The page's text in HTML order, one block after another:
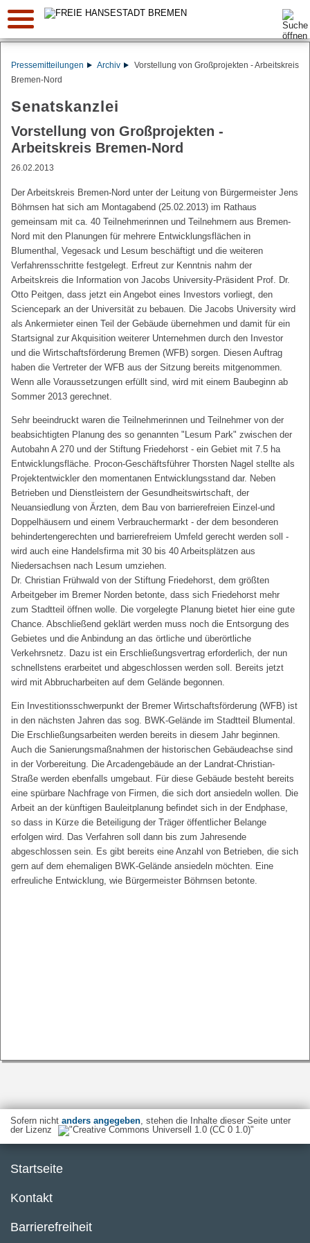
Suche:
Pressemitteilungen Archiv
Vorstellung von Großprojekten - Arbeitskreis
Bremen-Nord
Senatskanzlei
Vorstellung von Großprojekten -
Arbeitskreis Bremen-Nord
26.02.2013
Der Arbeitskreis Bremen-Nord unter der Leitung von Bürgermeister Jens
Böhrnsen hat sich am Montagabend (25.02.2013) im Rathaus
gemeinsam mit ca. 40 Teilnehmerinnen und Teilnehmern aus Bremen-
Nord mit den Planungen für mehrere Entwicklungsflächen in
Blumenthal, Vegesack und Lesum beschäftigt und die weiteren
Verfahrensschritte festgelegt. Erfreut zur Kenntnis nahm der
Arbeitskreis die Information von Jacobs University-Präsident Prof. Dr.
Otto Peitgen, dass jetzt ein Angebot eines Investors vorliegt, den
Sciencepark an der Universität zu bebauen. Die Jacobs University wird
als Ankermieter einen Teil der Gebäude übernehmen und damit für ein
Startsignal zur Akquisition weiterer Unternehmen durch den Investor
und die Wirtschaftsförderung Bremen (WFB) sorgen. Diesen Auftrag
haben die Vertreter der WFB aus der Sitzung bereits mitgenommen.
Wenn alle Voraussetzungen erfüllt sind, wird mit einem Baubeginn ab
Sommer 2013 gerechnet.
Sehr beeindruckt waren die Teilnehmerinnen und Teilnehmer von der
beabsichtigten Planung des so genannten "Lesum Park" zwischen der
Autobahn A 270 und der Stiftung Friedehorst - ein Gebiet mit 7.5 ha
Entwicklungsfläche. Procon-Geschäftsführer Thorsten Nagel stellte als
Projektentwickler den momentanen Entwicklungsstand dar. Neben
Betrieben und Dienstleistern der Gesundheitswirtschaft, der
Neuansiedlung von Ärzten, dem Bau von barrierefreien Einzel-und
Doppelhäusern und einem Verbrauchermarkt - der dem besonderen
behindertengerechten und barrierefreiem Umfeld gerecht werden soll -
wird auch eine Handelsfirma mit 30 bis 40 Arbeitsplätzen aus
Niedersachsen nach Lesum umziehen.
Dr. Christian Frühwald von der Stiftung Friedehorst, dem größten
Arbeitgeber im Bremer Norden betonte, dass sich Friedehorst mehr
zum Stadtteil öffnen wolle. Die vorgelegte Planung bietet hier eine gute
Chance. Abschließend geklärt werden muss noch die Entsorgung des
Gebietes und die Anbindung an das örtliche und überörtliche
Verkehrsnetz. Dazu ist ein Erschließungsvertrag erforderlich, der nun
schnellstens erarbeitet und abgeschlossen werden soll. Bereits jetzt
wird mit Abbrucharbeiten auf dem Gelände begonnen.
Ein Investitionsschwerpunkt der Bremer Wirtschaftsförderung (WFB) ist
in den nächsten Jahren das sog. BWK-Gelände im Stadtteil Blumental.
Die Erschließungsarbeiten werden bereits in diesem Jahr beginnen.
Auch die Sanierungsmaßnahmen der historischen Gebäudeachse sind
in der Vorbereitung. Die Arcadengebäude an der Landrat-Christian-
Straße werden ebenfalls umgebaut. Für diese Gebäude besteht bereits
eine spürbare Nachfrage von Firmen, die sich dort ansiedeln wollen. Die
Arbeit an der künftigen Bauleitplanung befindet sich in der Endphase,
so dass in Kürze die Beteiligung der Träger öffentlicher Belange
erfolgen wird. Das Verfahren soll dann bis zum Jahresende
abgeschlossen sein. Es gibt bereits eine Anzahl von Betrieben, die sich
gern auf dem ehemaligen BWK-Gelände ansiedeln möchten. Eine
erfreuliche Entwicklung, wie Bürgermeister Böhrnsen betonte.
Sofern nicht anders angegeben, stehen die Inhalte dieser Seite unter
der Lizenz
Startseite
Kontakt
Barrierefreiheit